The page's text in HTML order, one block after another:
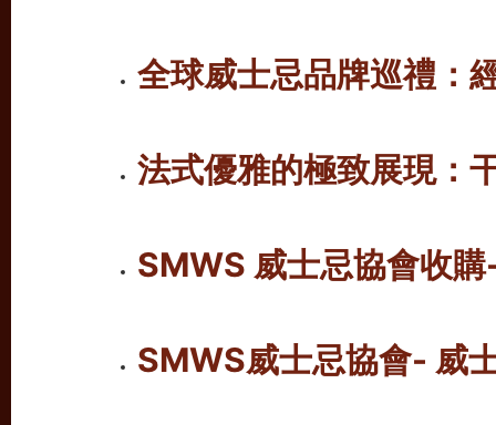
全球威士忌品牌巡禮：
法式優雅的極致展現：
SMWS 威士忌協會收
SMWS威士忌協會- 威